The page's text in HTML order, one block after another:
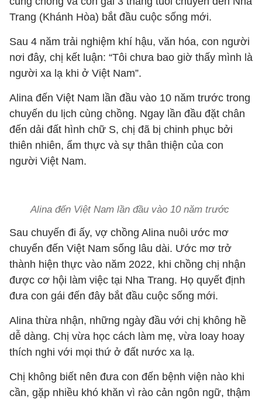
Trang (Khánh Hòa) bắt đầu cuộc sống mới.
Sau 4 năm trải nghiệm khí hậu, văn hóa, con người
nơi đây, chị kết luận: “Tôi chưa bao giờ thấy mình là
người xa lạ khi ở Việt Nam”.
Alina đến Việt Nam lần đầu vào 10 năm trước trong
chuyến du lịch cùng chồng. Ngay lần đầu đặt chân
đến dải đất hình chữ S, chị đã bị chinh phục bởi
thiên nhiên, ẩm thực và sự thân thiện của con
người Việt Nam.
Alina đến Việt Nam lần đầu vào 10 năm trước
Sau chuyến đi ấy, vợ chồng Alina nuôi ước mơ
chuyển đến Việt Nam sống lâu dài. Ước mơ trở
thành hiện thực vào năm 2022, khi chồng chị nhận
được cơ hội làm việc tại Nha Trang. Họ quyết định
đưa con gái đến đây bắt đầu cuộc sống mới.
Alina thừa nhận, những ngày đầu với chị không hề
dễ dàng. Chị vừa học cách làm mẹ, vừa loay hoay
thích nghi với mọi thứ ở đất nước xa lạ.
Chị không biết nên đưa con đến bệnh viện nào khi
cần, gặp nhiều khó khăn vì rào cản ngôn ngữ, thậm